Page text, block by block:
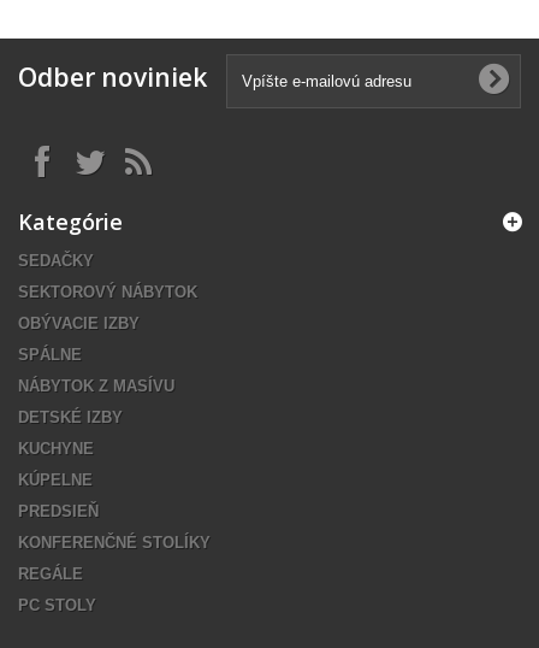
Odber noviniek
Kategórie
SEDAČKY
SEKTOROVÝ NÁBYTOK
OBÝVACIE IZBY
SPÁLNE
NÁBYTOK Z MASÍVU
DETSKÉ IZBY
KUCHYNE
KÚPELNE
PREDSIEŇ
KONFERENČNÉ STOLÍKY
REGÁLE
PC STOLY